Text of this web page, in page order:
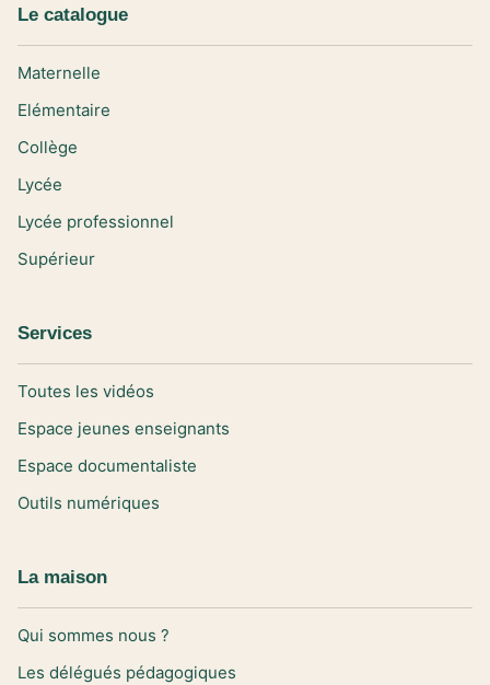
Le catalogue
Maternelle
Elémentaire
Collège
Lycée
Lycée professionnel
Supérieur
Services
Toutes les vidéos
Espace jeunes enseignants
Espace documentaliste
Outils numériques
La maison
Qui sommes nous ?
Les délégués pédagogiques